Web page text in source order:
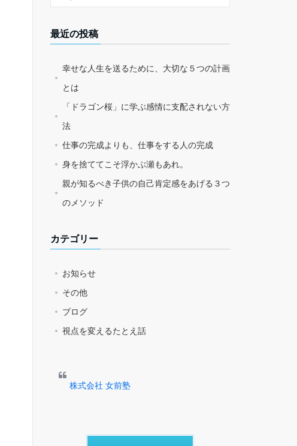
最近の投稿
幸せな人生を送るために、大切な５つの計画
とは
「ドラゴン桜」に学ぶ感情に支配されない方
法
仕事の完成よりも、仕事をする人の完成
身を捨ててこそ浮かぶ瀬もあれ。
親が知るべき子供の自己肯定感をあげる３つ
のメソッド
カテゴリー
お知らせ
その他
ブログ
視点を変えるたとえ話
株式会社 女前塾